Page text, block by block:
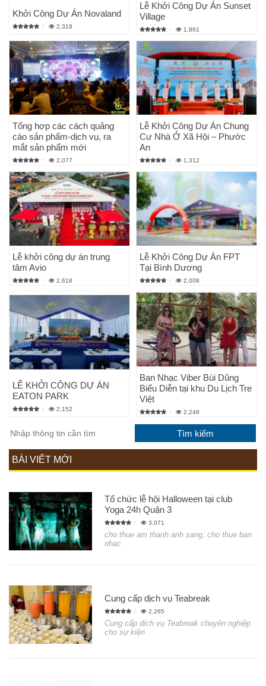
Khởi Công Dự Án Novaland
2,319
Lễ Khởi Công Dự Án Sunset
Village
1,861
Tổng hợp các cách quảng
cáo sản phẩm-dịch vụ, ra
mắt sản phẩm mới
2,077
Lễ Khởi Công Dự Án Chung
Cư Nhà Ở Xã Hội – Phước
An
1,312
Lễ khởi công dự án trung
tâm Avio
2,618
Lễ Khởi Công Dự Án FPT
Tại Bình Dương
2,008
LỄ KHỞI CÔNG DỰ ÁN
EATON PARK
2,152
Ban Nhạc Viber Bùi Dũng
Biểu Diễn tại khu Du Lịch Tre
Việt
2,248
BÀI VIẾT MỚI
Tổ chức lễ hội Halloween tại club
Yoga 24h Quận 3
3,071
cho thue am thanh anh sang, cho thue ban
nhac
Cung cấp dịch vụ Teabreak
2,265
Cung cấp dịch vụ Teabreak chuyên nghiệp
cho sự kiện